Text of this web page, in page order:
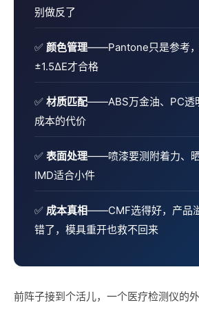
别做反了
✅ 颜色管理——Pantone只是参考
±1.5ΔE才合格
✅ 材质匹配——ABS万金油、PC透
成本的代价
✅ 表面处理——喷漆要测附着力、晒
IMD适合小件
✅ 成本真相——CMF选得好，产品
错了，模具重开也救不回来
前阵子接到个活儿，一个医疗检测仪的外